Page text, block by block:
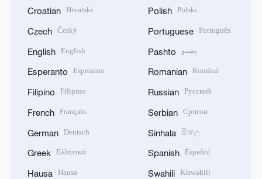
Croatian Hrvatski
Czech Český
English English
Esperanto Esperanto
Filipino Filipino
French Français
German Deutsch
Greek Ελληνικά
Hausa Hausa
Polish Polski
Portuguese Português
Pashto پښتو
Romanian Română
Russian Русский
Serbian Српски
Sinhala සිංහල
Spanish Español
Swahili Kiswahili